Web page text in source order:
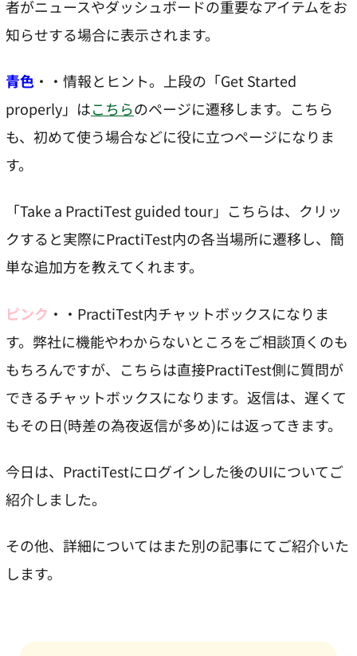
者がニュースやダッシュボードの重要なアイテムをお
知らせする場合に表示されます。
青色 ・・情報とヒント。上段の「Get Started
properly」はこちらのページに遷移します。こちら
も、初めて使う場合などに役に立つページになりま
す。
「Take a PractiTest guided tour」こちらは、クリッ
クすると実際にPractiTest内の各当場所に遷移し、簡
単な追加方を教えてくれます。
ピンク ・・PractiTest内チャットボックスになりま
す。弊社に機能やわからないところをご相談頂くのも
もちろんですが、こちらは直接PractiTest側に質問が
できるチャットボックスになります。返信は、遅くて
もその日(時差の為夜返信が多め)には返ってきます。
今日は、PractiTestにログインした後のUIについてご
紹介しました。
その他、詳細についてはまた別の記事にてご紹介いた
します。